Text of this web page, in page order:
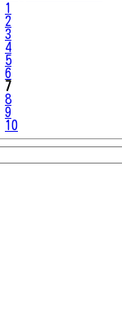
1
2
3
4
5
6
7
8
9
10